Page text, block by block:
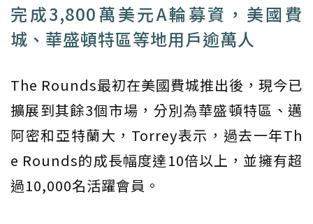
完成3,800萬美元A輪募資，美國費
城、華盛頓特區等地用戶逾萬人
The Rounds最初在美國費城推出後，現今已
擴展到其餘3個市場，分別為華盛頓特區、邁
阿密和亞特蘭大，Torrey表示，過去一年Th
e Rounds的成長幅度達10倍以上，並擁有超
過10,000名活躍會員。